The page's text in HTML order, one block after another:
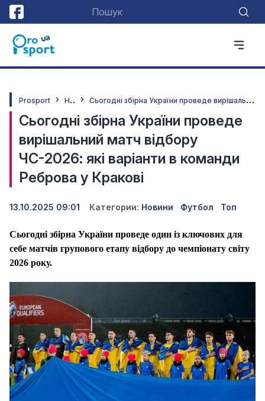
Prosport Н
овини С
ьогодні збірна України проведе вирішальний матч відбору ЧС-2026: які варіанти в команди Реброва у Кракові
Сьогодні збірна України проведе
вирішальний матч відбору
ЧС-2026: які варіанти в команди
Реброва у Кракові
13.10.2025 09:01 Категории: Новини Футбол Топ
Сьогодні збірна України проведе один із ключових для
себе матчів групового етапу відбору до чемпіонату світу
2026 року.